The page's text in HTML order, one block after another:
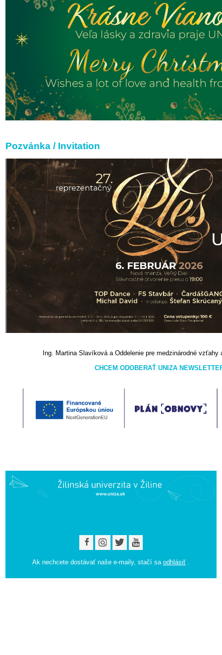
Pozvánka / Invitation
Ing. Martina Slavíková a Oddelenie pre medzinárodné vzťahy
CHCEM ODOBERAŤ UNIZA
Ak nechcete dostávať naše e-maily, stačí sa odhlásiť .